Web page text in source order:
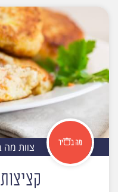
צוות מה